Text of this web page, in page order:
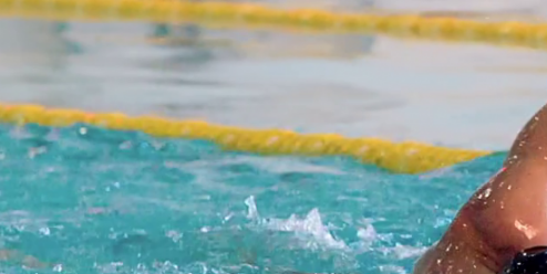
Skip to content